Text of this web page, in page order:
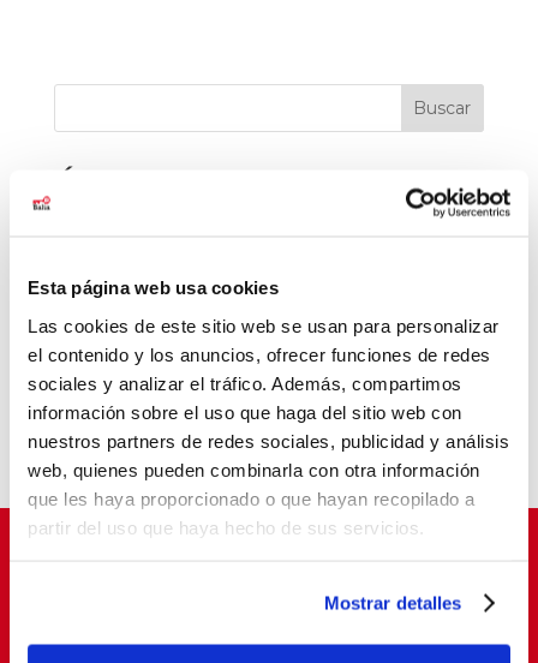
Esta página web usa cookies
Las cookies de este sitio web se usan para personalizar
el contenido y los anuncios, ofrecer funciones de redes
sociales y analizar el tráfico. Además, compartimos
información sobre el uso que haga del sitio web con
nuestros partners de redes sociales, publicidad y análisis
web, quienes pueden combinarla con otra información
que les haya proporcionado o que hayan recopilado a
partir del uso que haya hecho de sus servicios.
Mostrar detalles
Buscar
Últimas noticias
El baloncesto de Balia cierra la temporada con
Balia refuerza su labor educativa en Tetuán.
La pobreza infantil no se va de vacaciones
Balia, reconocida como entidad pionera en
“Tardes con Plan”
Un aula que cambia vidas
Suscríbete para cambiar vidas